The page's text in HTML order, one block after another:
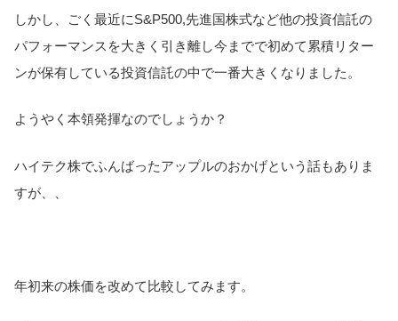
しかし、ごく最近にS&P500,先進国株式など他の投資信託の
パフォーマンスを大きく引き離し今までで初めて累積リター
ンが保有している投資信託の中で一番大きくなりました。
ようやく本領発揮なのでしょうか？
ハイテク株でふんばったアップルのおかげという話もありま
すが、、
年初来の株価を改めて比較してみます。